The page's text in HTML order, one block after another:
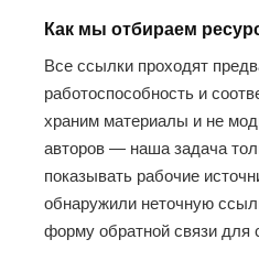
Как мы отбираем
Все ссылки проходят
работоспособность и
храним материалы и не
авторов — наша задача
показывать рабочие
обнаружили неточную
форму обратной связи